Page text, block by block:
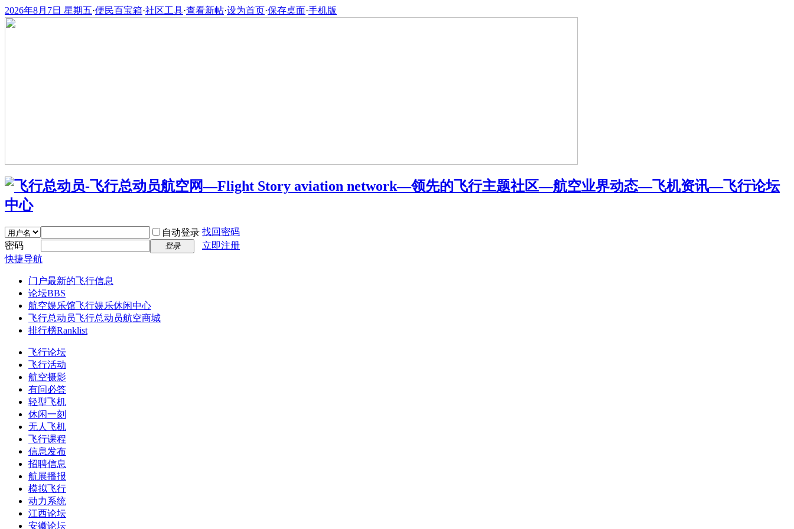
2026年8月7日 星期五·便民百宝箱·社区工具·查看新帖·设为首页·保存桌面·手机版
自动登录 找回密码
密码
登录
立即注册
快捷导航
门户最新的飞行信息
论坛BBS
航空娱乐馆飞行娱乐休闲中心
飞行总动员飞行总动员航空商城
排行榜Ranklist
飞行论坛
飞行活动
航空摄影
有问必答
轻型飞机
休闲一刻
无人飞机
飞行课程
信息发布
招聘信息
航展播报
模拟飞行
动力系统
江西论坛
安徽论坛